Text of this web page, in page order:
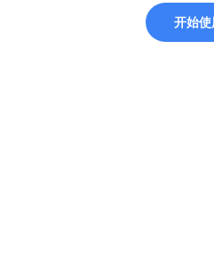
开始使